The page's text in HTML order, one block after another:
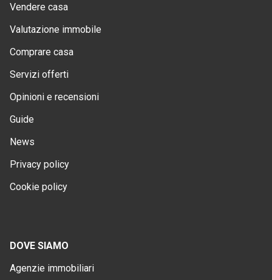
Vendere casa
Valutazione immobile
Comprare casa
Servizi offerti
Opinioni e recensioni
Guide
News
Privacy policy
Cookie policy
DOVE SIAMO
Agenzie immobiliari